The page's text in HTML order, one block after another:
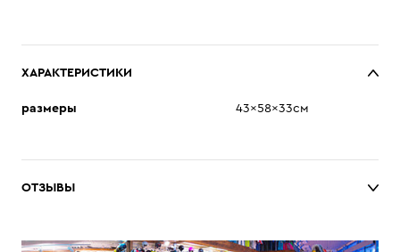
ХАРАКТЕРИСТИКИ
размеры 43x58x33см
ОТЗЫВЫ